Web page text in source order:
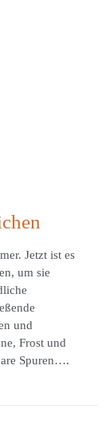
Jetzt ist es
um sie
und
Frost und
Spuren….